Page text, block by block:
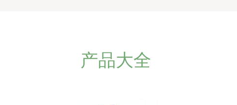
产品大全